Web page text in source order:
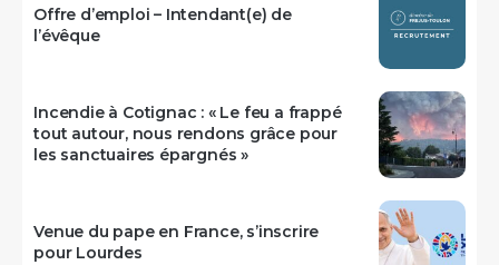
Offre d’emploi – Intendant(e) de
l’évêque
Incendie à Cotignac : « Le feu a frappé
tout autour, nous rendons grâce pour
les sanctuaires épargnés »
Venue du pape en France, s’inscrire
pour Lourdes